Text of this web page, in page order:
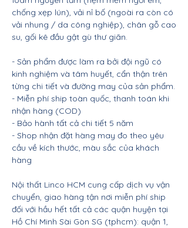
chống xẹp lún), vải nỉ bố (ngoài ra còn có
vải nhung / da công nghiệp), chân gỗ cao
su, gối kê đầu gật gù thư giãn.
- Sản phẩm được làm ra bởi đội ngũ có
kinh nghiệm và tâm huyết, cẩn thận trên
từng chi tiết và đường may của sản phẩm.
- Miễn phí ship toàn quốc, thanh toán khi
nhận hàng (COD)
- Bảo hành tất cả chi tiết 5 năm
- Shop nhận đặt hàng may đo theo yêu
cầu về kích thước, màu sắc của khách
hàng
Nội thất Linco HCM cung cấp dịch vụ vận
chuyển, giao hàng tận nơi miễn phí ship
đối với hầu hết tất cả các quận huyện tại
Hồ Chí Minh Sài Gòn SG (tphcm): quận 1,